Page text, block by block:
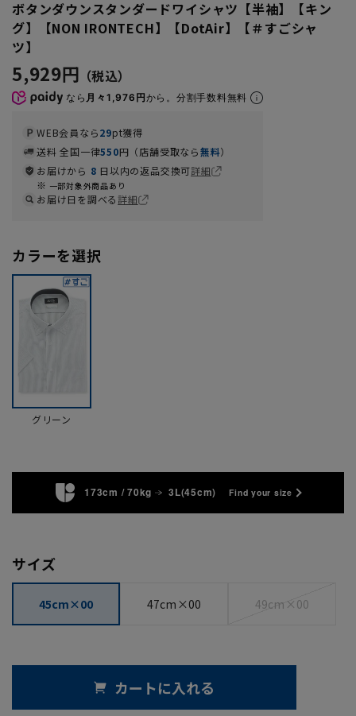
ボタンダウンスタンダードワイシャツ【半袖】【キン
グ】【NON IRONTECH】【DotAir】【＃すごシャ
ツ】
5,929円
なら 月々1,976円から。分割手数料無料
WEB会員なら29pt獲得
送料 全国一律550円（店舗受取なら無料）
お届けから 8 日以内の返品交換可詳細
一部対象外商品あり
お届け日を調べる詳細
カラーを選択
グリーン
173cm / 70kg 3L(45cm) Find your size
サイズ
45cm×00 47cm×00 49cm×00
カートに入れる